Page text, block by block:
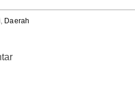
, Daerah